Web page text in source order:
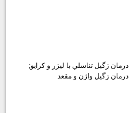
درمان زگيل تناسلي با ليزر و كرايو;
درمان زگيل واژن و مقعد